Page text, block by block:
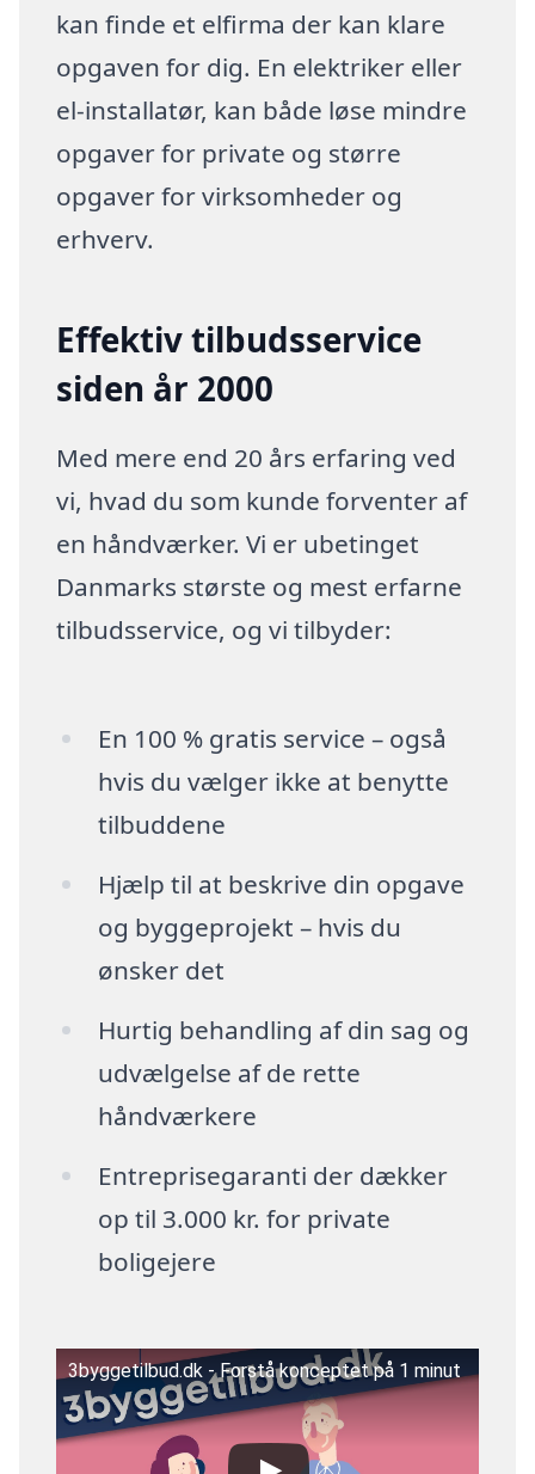
kan finde et elfirma der kan klare
opgaven for dig. En elektriker eller
el-installatør, kan både løse mindre
opgaver for private og større
opgaver for virksomheder og
erhverv.
Effektiv tilbudsservice
siden år 2000
Med mere end 20 års erfaring ved
vi, hvad du som kunde forventer af
en håndværker. Vi er ubetinget
Danmarks største og mest erfarne
tilbudsservice, og vi tilbyder:
En 100 % gratis service – også
hvis du vælger ikke at benytte
tilbuddene
Hjælp til at beskrive din opgave
og byggeprojekt – hvis du
ønsker det
Hurtig behandling af din sag og
udvælgelse af de rette
håndværkere
Entreprisegaranti der dækker
op til 3.000 kr. for private
boligejere
3byggetilbud.dk - Forstå konceptet på 1 minut